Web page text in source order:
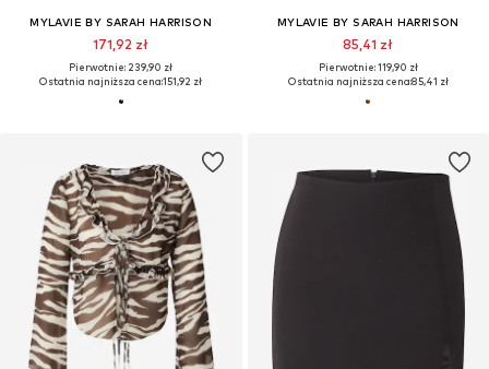
MYLAVIE BY SARAH HARRISON
171,92 zł
Pierwotnie: 239,90 zł
Ostatnia najniższa cena:151,92 zł
MYLAVIE BY SARAH HARRISON
85,41 zł
Pierwotnie: 119,90 zł
Ostatnia najniższa cena:85,41 zł